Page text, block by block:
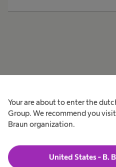
Your are about to enter the
Group. We recommend you
Braun organization.
United States - B.